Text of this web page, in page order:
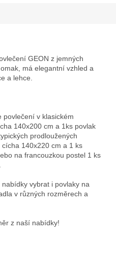
GEON z jemných
má elegantní vzhled a
a lehce.
povlečení v klasickém
140x200 cm a 1ks povlak
prodloužených
140x220 cm a 1 ks
na francouzkou postel 1 ks
vybrat i povlaky na
v různých rozměrech a
z naší nabídky!